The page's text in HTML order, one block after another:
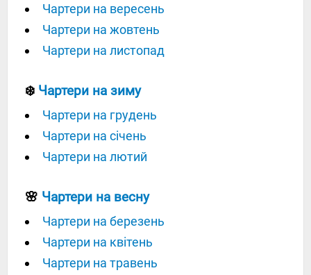
Чартери на вересень
Чартери на жовтень
Чартери на листопад
❄️ Чартери на зиму
Чартери на грудень
Чартери на січень
Чартери на лютий
🌸 Чартери на весну
Чартери на березень
Чартери на квітень
Чартери на травень